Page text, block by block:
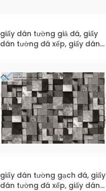
giấy dán tường giả đá, giấy
dán tường đá xếp, giấy dán
giấy dán tường gạch đá, giấy
dán tường đá xếp, giấy dán